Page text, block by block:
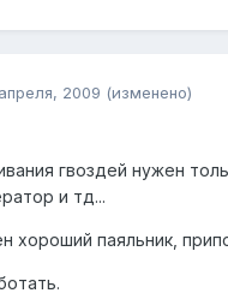
2009 (изменено)
гвоздей нужен
и тд...
хороший паяльник,